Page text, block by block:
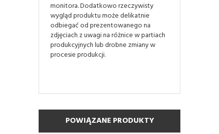
monitora. Dodatkowo rzeczywisty
wygląd produktu może delikatnie
odbiegać od prezentowanego na
zdjęciach z uwagi na różnice w partiach
produkcyjnych lub drobne zmiany w
procesie produkcji.
POWIĄZANE PRODUKTY